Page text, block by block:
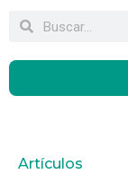
Artículos